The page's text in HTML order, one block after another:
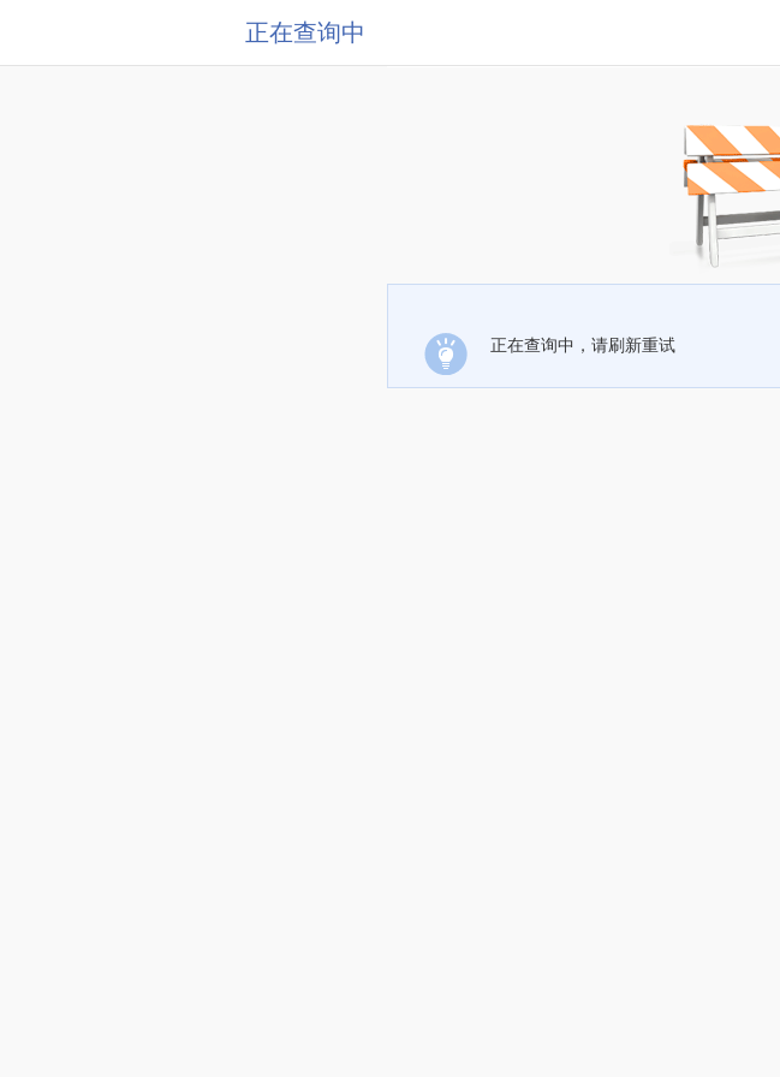
正在查询中
正在查询中，请刷新重试